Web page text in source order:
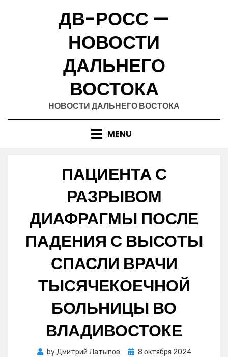
ДВ-РОСС —
НОВОСТИ
ДАЛЬНЕГО
ВОСТОКА
НОВОСТИ ДАЛЬНЕГО ВОСТОКА
MENU
ПАЦИЕНТА С
РАЗРЫВОМ
ДИАФРАГМЫ ПОСЛЕ
ПАДЕНИЯ С ВЫСОТЫ
СПАСЛИ ВРАЧИ
ТЫСЯЧЕКОЕЧНОЙ
БОЛЬНИЦЫ ВО
ВЛАДИВОСТОКЕ
byДмитрий Латыпов
Posted
8 октября 2024